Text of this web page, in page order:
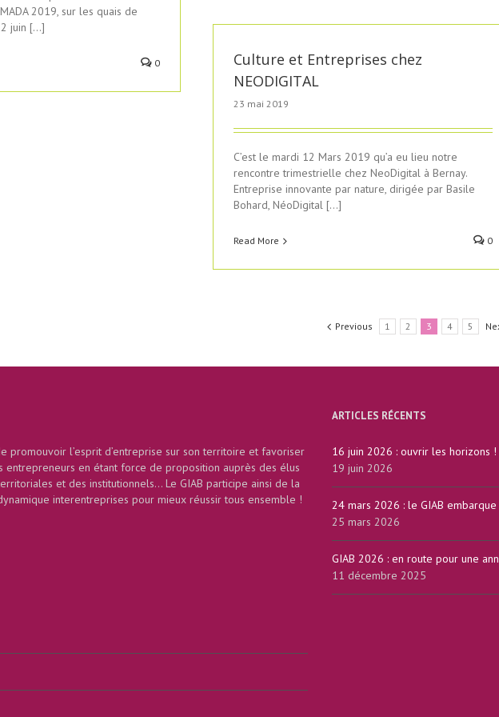
2019, sur les quais de
juin […]
0
Culture et Entreprises chez
NEODIGITAL
23 mai 2019
C’est le mardi 12 Mars 2019 qu’a eu lieu notre
rencontre trimestrielle chez NeoDigital à Bernay.
Entreprise innovante par nature, dirigée par Basile
Bohard, NéoDigital […]
Read More 0
Previous 1 2 3 4 5
promouvoir l’esprit d’entreprise sur son territoire et favoriser
entrepreneurs en étant force de proposition auprès des élus
et des institutionnels... Le GIAB participe ainsi de la
interentreprises pour mieux réussir tous ensemble !
ARTICLES RÉCENTS
16 juin 2026 : ouvrir les horizons !
19 juin 2026
24 mars 2026 : le GIAB
25 mars 2026
GIAB 2026 : en route pour une
11 décembre 2025